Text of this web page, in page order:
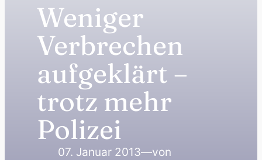
Weniger
Verbrechen
aufgeklärt –
trotz mehr
Polizei
07. Januar 2013—von